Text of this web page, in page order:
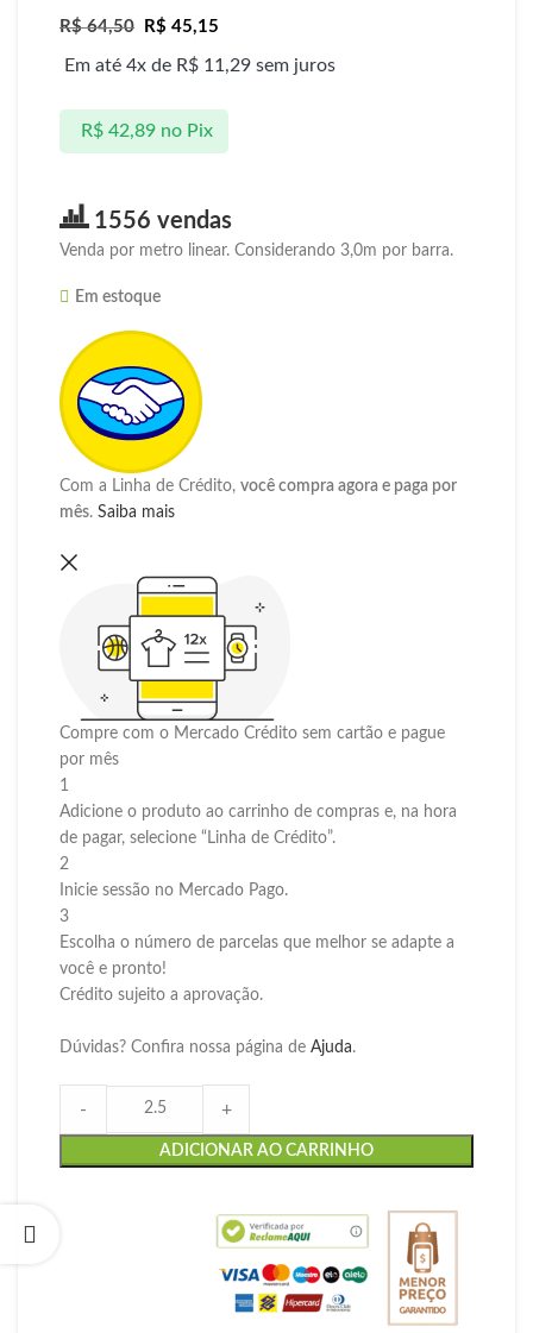
R$64,50 R$ 45,15
Em até 4x de R$ 11,29 sem juros
R$42,89 no Pix
1556 vendas
Venda por metro linear. Considerando 3,0m por barra.
Em estoque
Com a Linha de Crédito, você compra agora e paga por
mês. Saiba mais
Compre com o Mercado Crédito sem cartão e pague
por mês
1
Adicione o produto ao carrinho de compras e, na hora
de pagar, selecione “Linha de Crédito”.
2
Inicie sessão no Mercado Pago.
3
Escolha o número de parcelas que melhor se adapte a
você e pronto!
Crédito sujeito a aprovação.
Dúvidas? Confira nossa página de Ajuda.
- +
ADICIONAR AO CARRINHO